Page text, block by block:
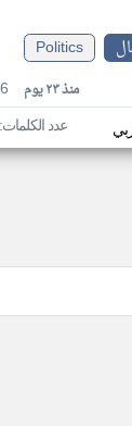
Politics
منذ ٢٣ يوم
عدد الكلمات: ٩٥٨ الصور: ٩